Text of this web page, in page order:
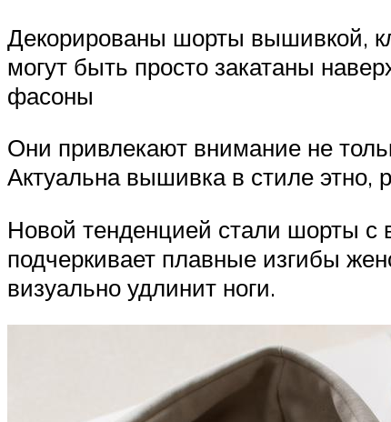
Декорированы шорты вышивкой,
могут быть просто закатаны
фасоны
Они привлекают внимание не
Актуальна вышивка в стиле
Новой тенденцией стали шорты с
подчеркивает плавные изгибы
визуально удлинит ноги.